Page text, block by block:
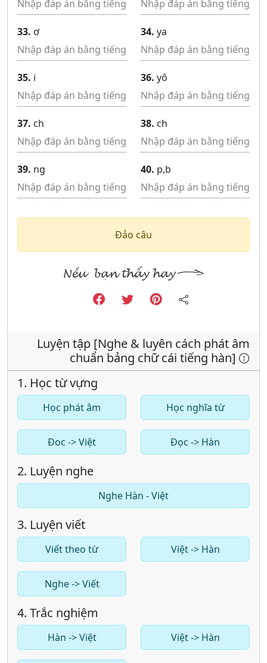
33. ơ 34. ya
35. i 36. yô
37. ch 38. ch
39. ng 40. p,b
Đảo câu
Luyện tập [Nghe & luyên cách phát âm
chuẩn bảng chữ cái tiếng hàn]
1. Học từ vựng
Học phát âm Học nghĩa từ
Đoc -> Việt Đọc -> Hàn
2. Luyện nghe
Nghe Hàn - Việt
3. Luyện viết
Viết theo từ Việt -> Hàn
Nghe -> Viết
4. Trắc nghiệm
Hàn -> Việt Việt -> Hàn